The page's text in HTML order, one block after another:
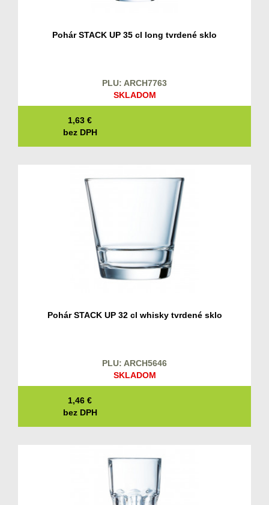
Pohár STACK UP 35 cl long tvrdené sklo
PLU: ARCH7763
SKLADOM
1,63 €
bez DPH
Pohár STACK UP 32 cl whisky tvrdené sklo
PLU: ARCH5646
SKLADOM
1,46 €
bez DPH